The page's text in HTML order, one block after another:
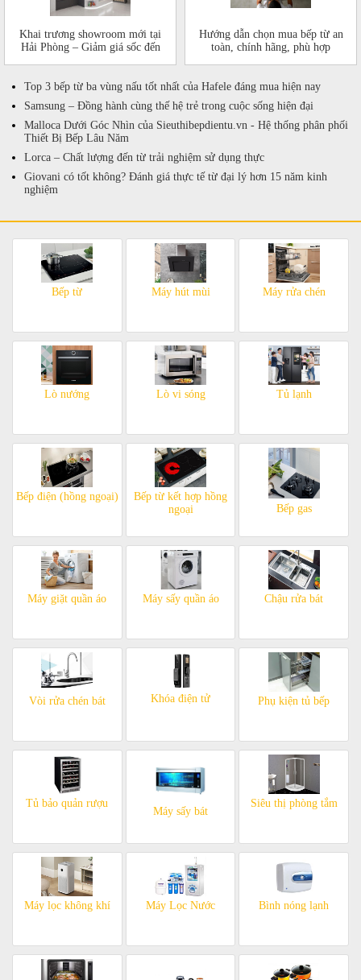
Khai trương showroom mới tại
Hải Phòng – Giảm giá sốc đến
Hướng dẫn chọn mua bếp từ an
toàn, chính hãng, phù hợp
Top 3 bếp từ ba vùng nấu tốt nhất của Hafele đáng mua hiện nay
Samsung – Đồng hành cùng thế hệ trẻ trong cuộc sống hiện đại
Malloca Dưới Góc Nhìn của Sieuthibepdientu.vn - Hệ thống phân phối
Thiết Bị Bếp Lâu Năm
Lorca – Chất lượng đến từ trải nghiệm sử dụng thực
Giovani có tốt không? Đánh giá thực tế từ đại lý hơn 15 năm kinh
nghiệm
Bếp từ Máy hút mùi Máy rửa chén
Lò nướng Lò vi sóng Tủ lạnh
Bếp điện (hồng ngoại)
Bếp từ kết hợp hồng
ngoại
Bếp gas
Máy giặt quần áo Máy sấy quần áo Chậu rửa bát
Vòi rửa chén bát Khóa điện tử Phụ kiện tủ bếp
Tủ bảo quản rượu
Máy sấy bát
Siêu thị phòng tắm
Máy lọc không khí Máy Lọc Nước Bình nóng lạnh